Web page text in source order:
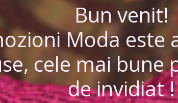
Bun venit!
Moda este
cele mai
de invidiat !